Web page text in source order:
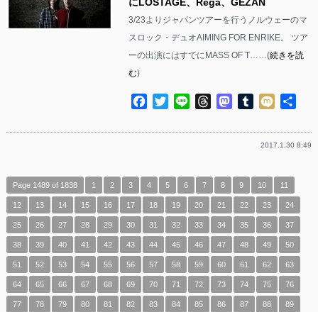
3/23よりジャパンツアーを行うノルウェーのマ
スロック・デュオAIMING FOR ENRIKE。 ツア
ーの出演にはすでにMASS OF T……(続きを読
む)
Facebook
TwitterLine ThreadsMastodon
Tumblr
Mixi
2017.1.30 8:49
Page 1489 of 1838 1 2 3 4 5 6 7 8 9 10 11
12 13 14 15 16 17 18 19 20 21 22 23 24
25 26 27 28 29 30 31 32 33 34 35 36 37
38 39 40 41 42 43 44 45 46 47 48 49 50
51 52 53 54 55 56 57 58 59 60 61 62 63
64 65 66 67 68 69 70 71 72 73 74 75 76
77 78 79 80 81 82 83 84 85 86 87 88 89